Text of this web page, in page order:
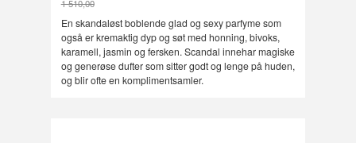
1 510,00
Rabatt
En skandaløst boblende glad og sexy parfyme som
også er kremaktig dyp og søt med honning, bivoks,
karamell, jasmin og fersken. Scandal innehar magiske
og generøse dufter som sitter godt og lenge på huden,
og blir ofte en komplimentsamler.